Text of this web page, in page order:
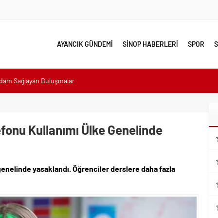
AYANCIK GÜNDEMİ SİNOP HABERLERİ SPOR
Noktasında Gece Gündüz Sahadayız”
Üretim Gücünü Destekliyoruz”
karşı karşıya
Kullanımı Ülke Genelinde
yasaklandı. Öğrenciler derslere daha fazla